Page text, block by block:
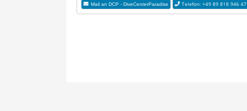
Mail an DCP - DiveCenterParadise Telefon: +49 89 818 946 47